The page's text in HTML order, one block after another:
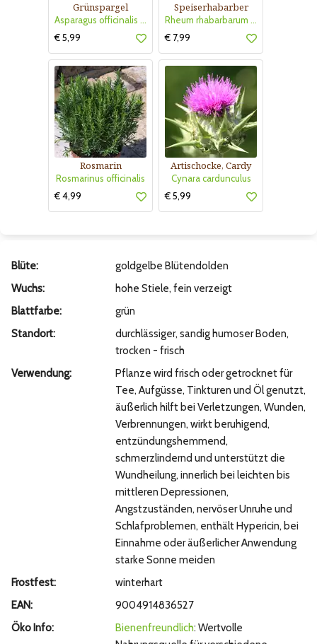
Grünspargel
Asparagus officinalis - Grünspargel
€ 5,99
Speiserhabarber
Rheum rhabarbarum 'Holsteiner Blut'
€ 7,99
Rosmarin
Rosmarinus officinalis
€ 4,99
Artischocke, Cardy
Cynara cardunculus
€ 5,99
Blüte:
goldgelbe Blütendolden
Wuchs:
hohe Stiele, fein verzeigt
Blattfarbe:
grün
Standort:
durchlässiger, sandig humoser Boden,
trocken - frisch
Verwendung:
Pflanze wird frisch oder getrocknet für
Tee, Aufgüsse, Tinkturen und Öl genutzt,
äußerlich hilft bei Verletzungen, Wunden,
Verbrennungen, wirkt beruhigend,
entzündungshemmend,
schmerzlindernd und unterstützt die
Wundheilung, innerlich bei leichten bis
mittleren Depressionen,
Angstzuständen, nervöser Unruhe und
Schlafproblemen, enthält Hypericin, bei
Einnahme oder äußerlicher Anwendung
starke Sonne meiden
Frostfest:
winterhart
EAN:
9004914836527
Öko Info:
Bienenfreundlich: Wertvolle